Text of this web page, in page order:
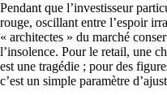
Pendant que l’investisseur
rouge, oscillant entre l’espoir
« architectes » du marché
l’insolence. Pour le retail, une
est une tragédie ; pour des
c’est un simple paramètre